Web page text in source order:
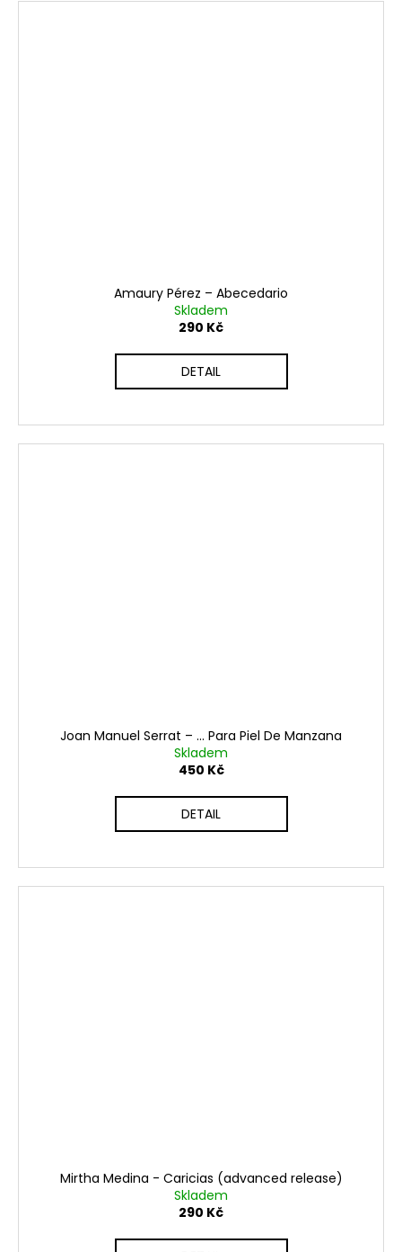
Amaury Pérez ‎– Abecedario
Skladem
290 Kč
DETAIL
Joan Manuel Serrat – ... Para Piel De Manzana
Skladem
450 Kč
DETAIL
Mirtha Medina - Caricias (advanced release)
Skladem
290 Kč